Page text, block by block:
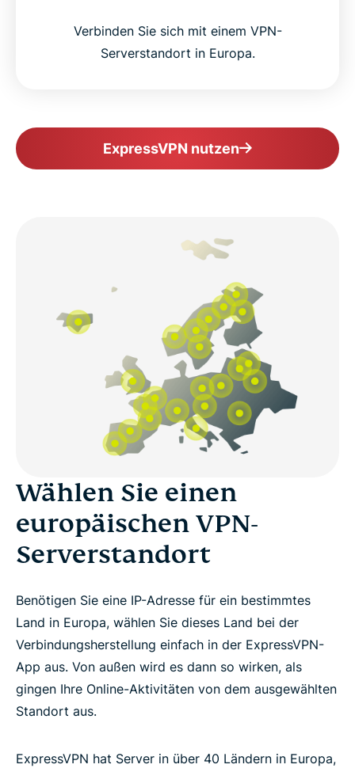
Verbinden Sie sich mit einem VPN-
Serverstandort in Europa.
ExpressVPN nutzen
Wählen Sie einen
europäischen VPN-
Serverstandort
Benötigen Sie eine IP-Adresse für ein bestimmtes
Land in Europa, wählen Sie dieses Land bei der
Verbindungsherstellung einfach in der ExpressVPN-
App aus. Von außen wird es dann so wirken, als
gingen Ihre Online-Aktivitäten von dem ausgewählten
Standort aus.
ExpressVPN hat Server in über 40 Ländern in Europa,